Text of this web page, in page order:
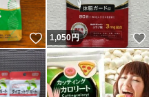
いいね！
1,050円